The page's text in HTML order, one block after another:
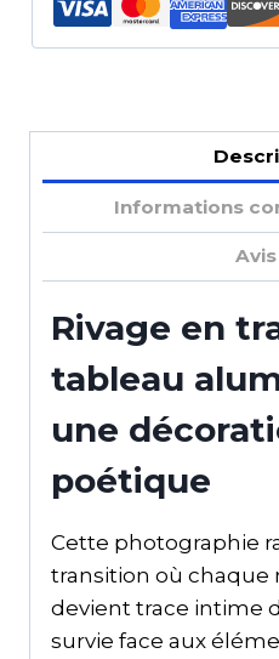
Informations
Rivage en
tableau
une
poétique
Cette photographie
transition où chaque
devient trace intime
survie face aux